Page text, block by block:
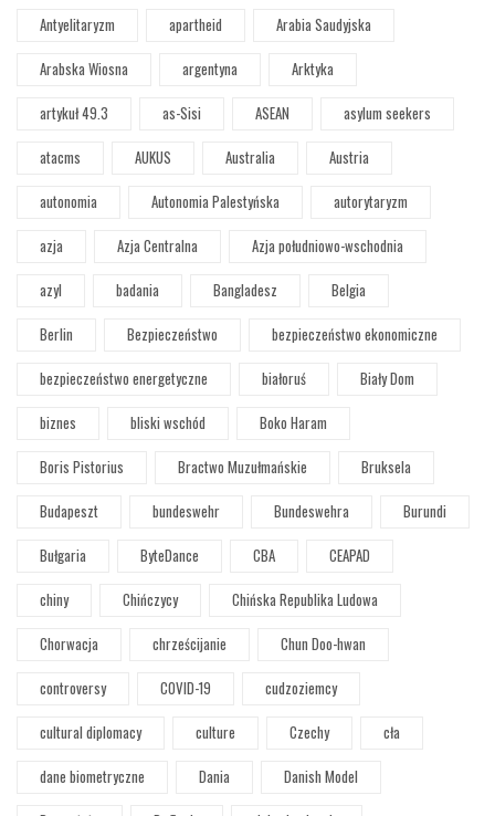
Antyelitaryzm
apartheid
Arabia Saudyjska
Arabska Wiosna
argentyna
Arktyka
artykuł 49.3
as-Sisi ASEAN
asylum seekers
atacms
AUKUS Australia
Austria
autonomia
Autonomia Palestyńska
autorytaryzm
azja
Azja Centralna
Azja południowo-wschodnia
azyl
badania Bangladesz
Belgia
Berlin
Bezpieczeństwo
bezpieczeństwo ekonomiczne
bezpieczeństwo energetyczne
białoruś
Biały Dom
biznes
bliski wschód
Boko Haram
Boris Pistorius
Bractwo Muzułmańskie
Bruksela
Budapeszt
bundeswehr Bundeswehra
Burundi
Bułgaria
ByteDance CBA
CEAPAD
chiny
Chińczycy
Chińska Republika Ludowa
Chorwacja
chrześcijanie
Chun Doo-hwan
controversy
COVID-19
cudzoziemcy
cultural diplomacy
culture Czechy
cła
dane biometryczne
Dania
Danish Model